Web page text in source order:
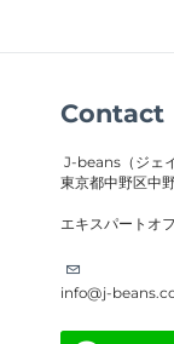
Contact
J-beans（ジェ
東京都中野区中
エキスパートオ
info@j-